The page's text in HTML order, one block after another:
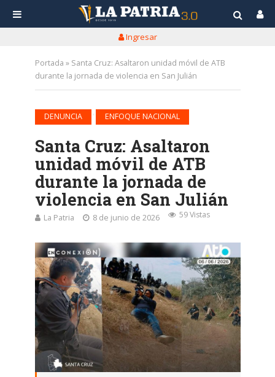
Ingresar
Portada » Santa Cruz: Asaltaron unidad móvil de ATB
durante la jornada de violencia en San Julián
DENUNCIA ENFOQUE NACIONAL
Santa Cruz: Asaltaron
unidad móvil de ATB
durante la jornada de
violencia en San Julián
La Patria 8 de junio de 2026 59 Vistas